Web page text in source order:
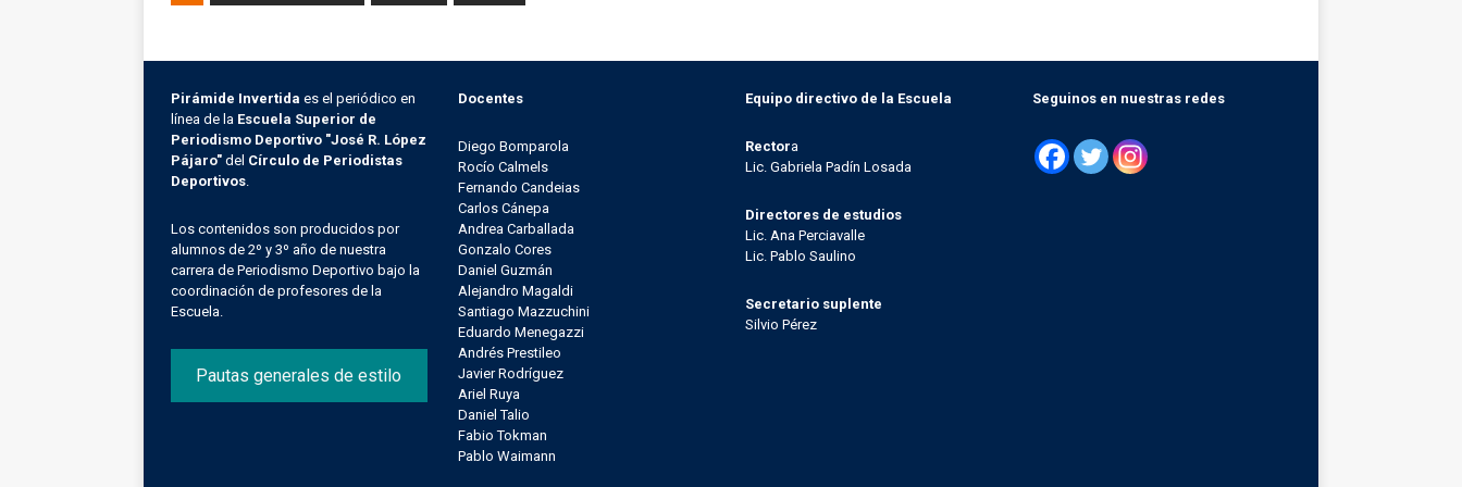
Pirámide Invertida es el periódico en
línea de la Escuela Superior de
Periodismo Deportivo "José R. López
Pájaro" del Círculo de Periodistas
Deportivos.
Los contenidos son producidos por
alumnos de 2º y 3º año de nuestra
carrera de Periodismo Deportivo bajo la
coordinación de profesores de la
Escuela.
Pautas generales de estilo
Docentes
Diego Bomparola
Rocío Calmels
Fernando Candeias
Carlos Cánepa
Andrea Carballada
Gonzalo Cores
Daniel Guzmán
Alejandro Magaldi
Santiago Mazzuchini
Eduardo Menegazzi
Andrés Prestileo
Javier Rodríguez
Ariel Ruya
Daniel Talio
Fabio Tokman
Pablo Waimann
Equipo directivo de la Escuela
Rectora
Lic. Gabriela Padín Losada
Directores de estudios
Lic. Ana Perciavalle
Lic. Pablo Saulino
Secretario suplente
Silvio Pérez
Seguinos en nuestras redes